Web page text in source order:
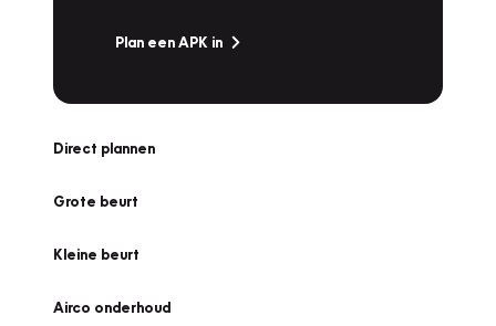
Plan een APK in
Direct plannen
Grote beurt
Kleine beurt
Airco onderhoud